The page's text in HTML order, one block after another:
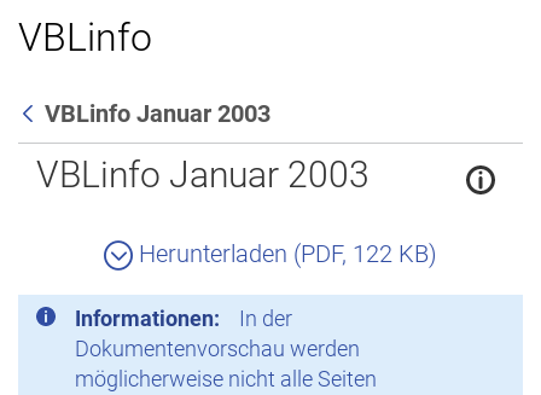
VBLinfo
Zurück
VBLinfo Januar 2003
VBLinfo Januar 2003
Herunterladen (PDF, 122 KB)
Informationen:
In der
Dokumentenvorschau werden
möglicherweise nicht alle Seiten